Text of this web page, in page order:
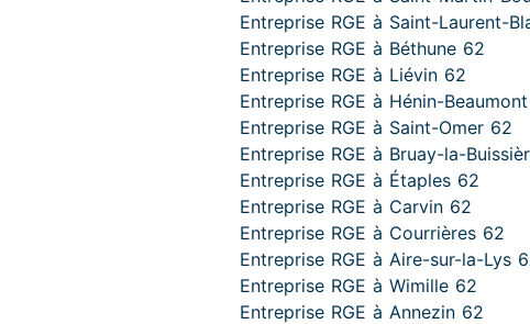
Entreprise RGE à Saint-Laurent-
Entreprise RGE à Béthune 62
Entreprise RGE à Liévin 62
Entreprise RGE à Hénin-
Entreprise RGE à Saint-Omer 62
Entreprise RGE à Bruay-la-
Entreprise RGE à Étaples 62
Entreprise RGE à Carvin 62
Entreprise RGE à Courrières 62
Entreprise RGE à Aire-sur-la-Lys
Entreprise RGE à Wimille 62
Entreprise RGE à Annezin 62